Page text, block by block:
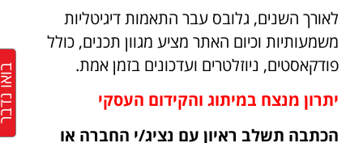
לאורך השנים, גלובס עבר התאמות דיגיטליות
משמעותיות וכיום האתר מציע מגוון תכנים, כולל
פודקאסטים, ניוזלטרים ועדכונים בזמן אמת.
יתרון מנצח במיתוג והקידום העסקי
הכתבה תשלב ראיון עם נציג/י החברה או